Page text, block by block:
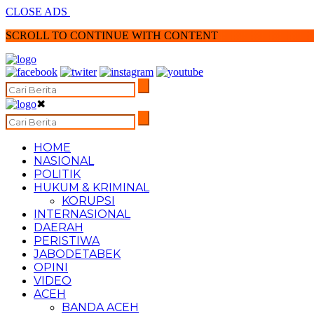
CLOSE ADS
SCROLL TO CONTINUE WITH CONTENT
✖
HOME
NASIONAL
POLITIK
HUKUM & KRIMINAL
KORUPSI
INTERNASIONAL
DAERAH
PERISTIWA
JABODETABEK
OPINI
VIDEO
ACEH
BANDA ACEH